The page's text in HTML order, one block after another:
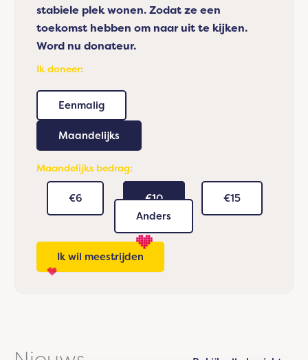
stabiele plek wonen. Zodat ze een
toekomst hebben om naar uit te kijken.
Word nu donateur.
Ik doneer:
Eenmalig
Maandelijks
Maandelijks bedrag:
€6 €10
€15
Anders